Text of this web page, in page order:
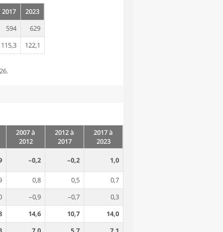
2017
2023
594
629
115,3
122,1
2007 à
2012
2012 à
2017
2017 à
2023
–0,2 –0,2 1,0
0,8 0,5
0,7
–0,9 –0,7
0,3
14,6 10,7
14,0